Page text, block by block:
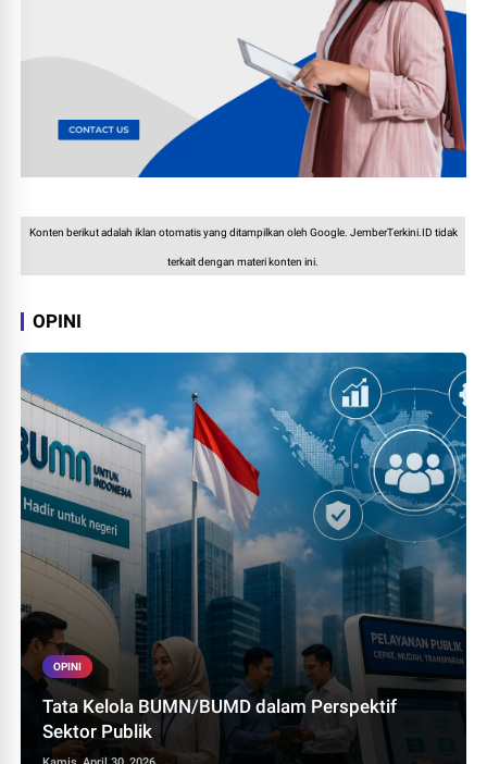
Konten berikut adalah iklan otomatis yang ditampilkan oleh Google. JemberTerkini.ID tidak
terkait dengan materi konten ini.
OPINI
OPINI
Tata Kelola BUMN/BUMD dalam Perspektif
Sektor Publik